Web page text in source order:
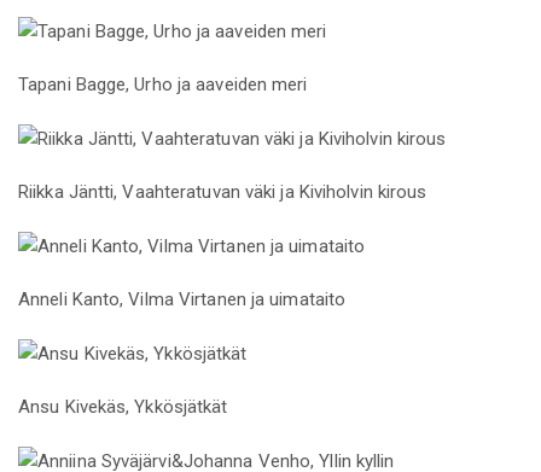
Tapani Bagge, Urho ja aaveiden meri
Riikka Jäntti, Vaahteratuvan väki ja Kiviholvin kirous
Anneli Kanto, Vilma Virtanen ja uimataito
Ansu Kivekäs, Ykkösjätkät